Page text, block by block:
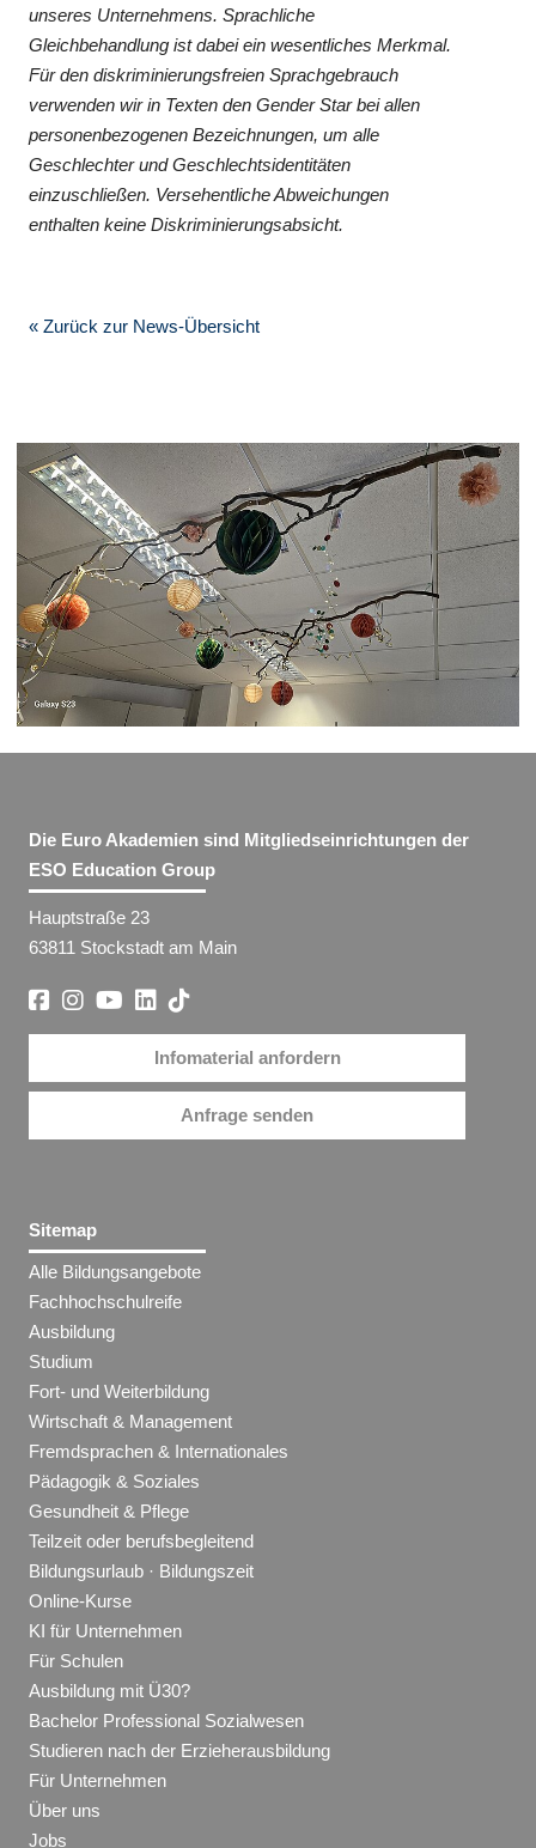
unseres Unternehmens. Sprachliche
Gleichbehandlung ist dabei ein wesentliches Merkmal.
Für den diskriminierungsfreien Sprachgebrauch
verwenden wir in Texten den Gender Star bei allen
personenbezogenen Bezeichnungen, um alle
Geschlechter und Geschlechtsidentitäten
einzuschließen. Versehentliche Abweichungen
enthalten keine Diskriminierungsabsicht.
« Zurück zur News-Übersicht
Die Euro Akademien sind Mitgliedseinrichtungen der
ESO Education Group
Hauptstraße 23
63811 Stockstadt am Main
Infomaterial anfordern
Anfrage senden
Sitemap
Alle Bildungsangebote
Fachhochschulreife
Ausbildung
Studium
Fort- und Weiterbildung
Wirtschaft & Management
Fremdsprachen & Internationales
Pädagogik & Soziales
Gesundheit & Pflege
Teilzeit oder berufsbegleitend
Bildungsurlaub · Bildungszeit
Online-Kurse
KI für Unternehmen
Für Schulen
Ausbildung mit Ü30?
Bachelor Professional Sozialwesen
Studieren nach der Erzieherausbildung
Für Unternehmen
Über uns
Jobs